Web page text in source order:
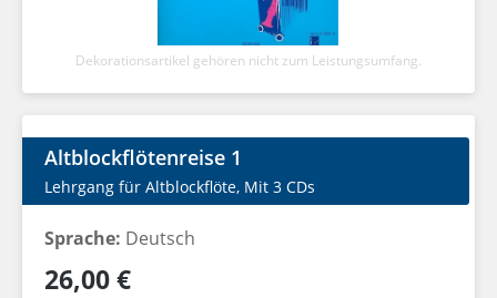
Dekorationsartikel gehören nicht zum Leistungsumfang.
Altblockflötenreise 1
Lehrgang für Altblockflöte, Mit 3 CDs
Sprache: Deutsch
Regulärer Preis:
26,00 €